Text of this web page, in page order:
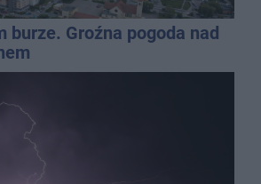
burze. Groźna pogoda nad